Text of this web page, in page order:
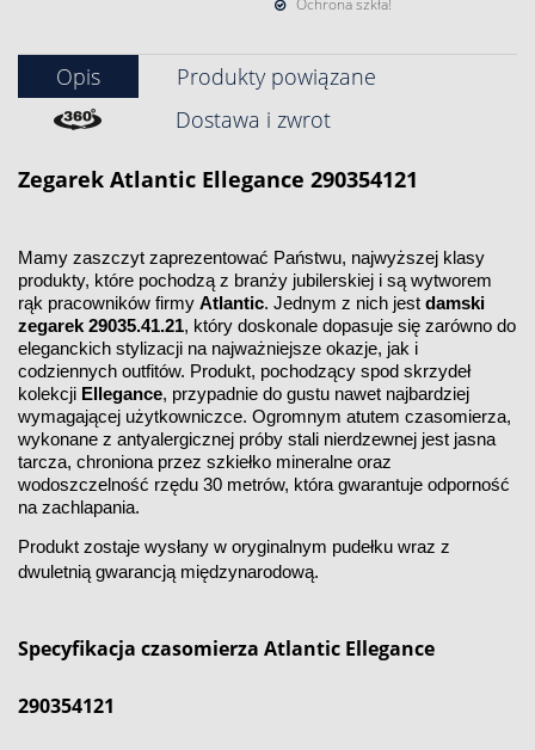
Ochrona szkła!
Opis
Produkty powiązane
Dostawa i zwrot
Zegarek Atlantic Ellegance 290354121
Mamy zaszczyt zaprezentować Państwu, najwyższej klasy
produkty, które pochodzą z branży jubilerskiej i są wytworem
rąk pracowników firmy Atlantic. Jednym z nich jest damski
zegarek 29035.41.21, który doskonale dopasuje się zarówno do
eleganckich stylizacji na najważniejsze okazje, jak i
codziennych outfitów. Produkt, pochodzący spod skrzydeł
kolekcji Ellegance, przypadnie do gustu nawet najbardziej
wymagającej użytkowniczce. Ogromnym atutem czasomierza,
wykonane z antyalergicznej próby stali nierdzewnej jest jasna
tarcza, chroniona przez szkiełko mineralne oraz
wodoszczelność rzędu 30 metrów, która gwarantuje odporność
na zachlapania.
Produkt zostaje wysłany w oryginalnym pudełku wraz z
dwuletnią gwarancją międzynarodową.
Specyfikacja czasomierza Atlantic Ellegance
290354121